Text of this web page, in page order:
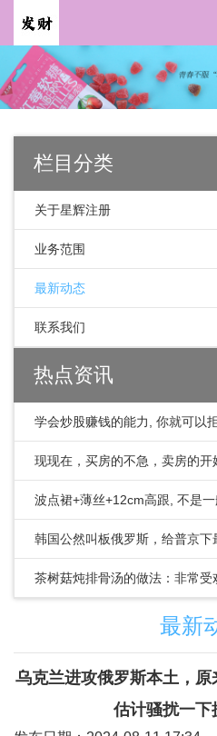
栏目分类
关于星辉注册
业务范围
最新动态
联系我们
热点资讯
学会炒股赚钱的能力, 你就可以
故!
现现在，买房的不急，卖房的开
走？_房地产市场_住房供给_政
波点裙+薄丝+12cm高跟, 不是
韩国公然叫板俄罗斯，给普京
华出招
茶树菇炖排骨汤的做法：非常
最新
乌克兰进攻俄罗斯本土，原
估计骚扰一下